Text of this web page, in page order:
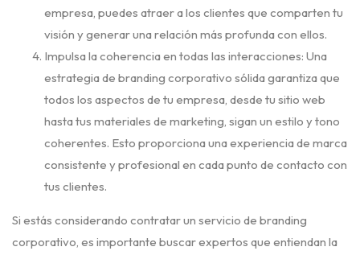
empresa, puedes atraer a los clientes que comparten tu
visión y generar una relación más profunda con ellos.
Impulsa la coherencia en todas las interacciones: Una
estrategia de branding corporativo sólida garantiza que
todos los aspectos de tu empresa, desde tu sitio web
hasta tus materiales de marketing, sigan un estilo y tono
coherentes. Esto proporciona una experiencia de marca
consistente y profesional en cada punto de contacto con
tus clientes.
Si estás considerando contratar un servicio de branding
corporativo, es importante buscar expertos que entiendan la